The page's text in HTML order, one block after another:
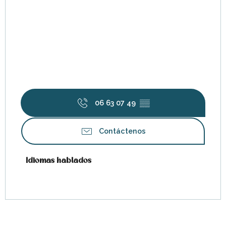
06 63 07 49 ▒▒
Contáctenos
Idiomas hablados
Idiomas hablados